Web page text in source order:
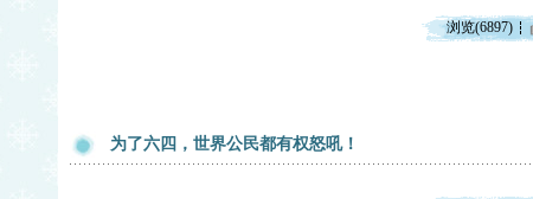
浏览(6897)
为了六四，世界公民都有权怒吼！